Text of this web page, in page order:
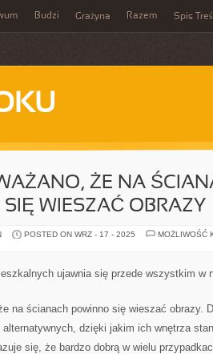
Budzi Grażyna Razem Spis
ŻE NA
SIĘ WIESZAĆ OBRAZY
POSTED ON WRZ - 17 - 2025
MOŻLIWOŚĆ
ujawnia się przede wszystkim w
na ścianach powinno się wieszać obrazy.
alternatywnych, dzięki jakim ich wnętrza
się, że bardzo dobrą w wielu